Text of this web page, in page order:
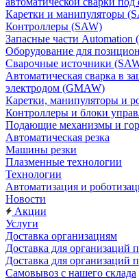
Каретки и манипуляторы
Контроллеры (SAW)
Запасные части Automation
Оборудование для
Сварочные источники
Автоматическая сварка в
электродом (GMAW)
Каретки, манипуляторы и
Контроллеры и блоки
Подающие механизмы и
Автоматическая резка
Машины резки
Плазменные технологии
Технологии
Автоматизация и
Новости
Акции
Услуги
Доставка организациям
Доставка для организаций
Доставка для организаций
Самовывоз с нашего склада